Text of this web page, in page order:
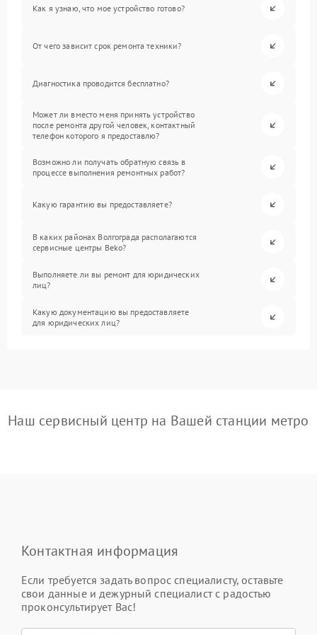
Как я узнаю, что мое устройство готово?
От чего зависит срок ремонта техники?
Диагностика проводится бесплатно?
Может ли вместо меня принять устройство
после ремонта другой человек, контактный
телефон которого я предоставлю?
Возможно ли получать обратную связь в
процессе выполнения ремонтных работ?
Какую гарантию вы предоставляете?
В каких районах Волгограда располагаются
сервисные центры Beko?
Выполняете ли вы ремонт для юридических
лиц?
Какую документацию вы предоставляете
для юридических лиц?
Наш сервисный центр на Вашей станции метро
Контактная информация
Если требуется задать вопрос специалисту, оставьте
свои данные и дежурный специалист с радостью
проконсультирует Вас!